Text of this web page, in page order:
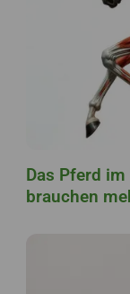
Das Pferd
brauchen